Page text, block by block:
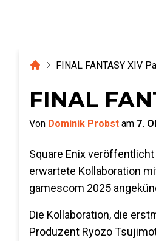
HomeFINAL FANTASY XIV
FINAL
Von Dominik Probst am 7.
Square Enix
erwartete Kollaboration
gamescom 2025
Die Kollaboration, die
Produzent Ryozo